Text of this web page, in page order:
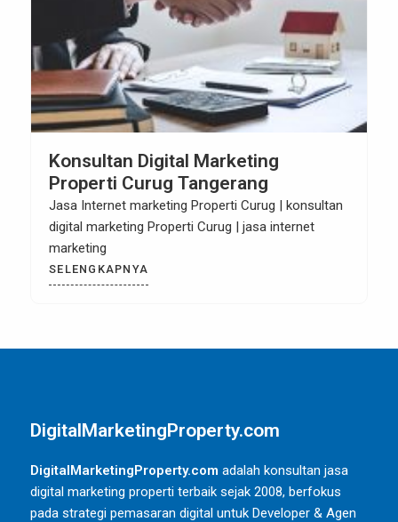
Konsultan Digital Marketing
Properti Curug Tangerang
Jasa Internet marketing Properti Curug | konsultan
digital marketing Properti Curug | jasa internet
marketing
SELENGKAPNYA
DigitalMarketingProperty.com
DigitalMarketingProperty.com adalah konsultan jasa
digital marketing properti terbaik sejak 2008, berfokus
pada strategi pemasaran digital untuk Developer & Agen